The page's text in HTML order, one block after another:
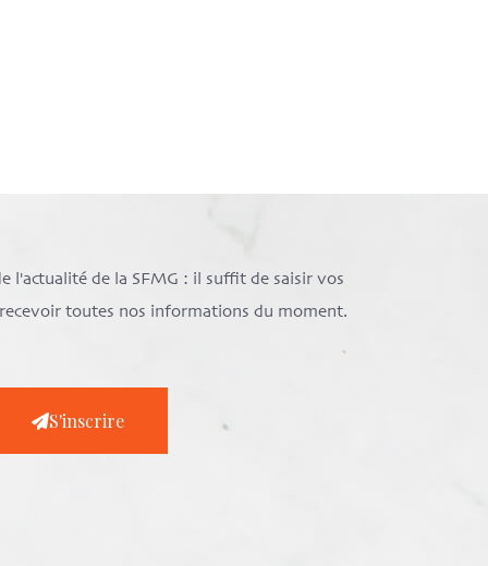
l'actualité de la SFMG : il suffit de saisir vos
toutes nos informations du moment.
S'inscrire